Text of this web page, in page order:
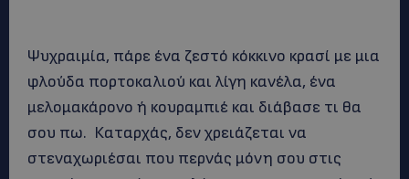
Ψυχραιμία, πάρε ένα ζεστό κόκκινο κρασί με μια
φλούδα πορτοκαλιού και λίγη κανέλα, ένα
μελομακάρονο ή κουραμπιέ και διάβασε τι θα
σου πω. Καταρχάς, δεν χρειάζεται να
στεναχωριέσαι που περνάς μόνη σου στις